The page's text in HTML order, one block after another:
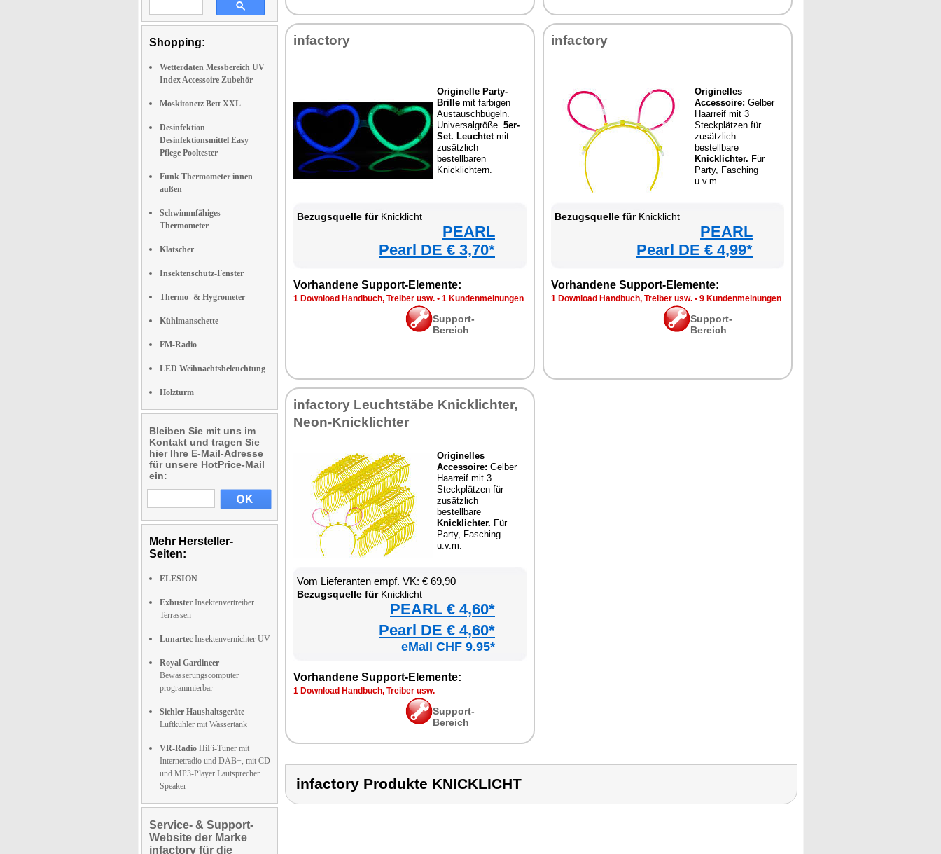
Shopping:
Wetterdaten Messbereich UV
Index Accessoire Zubehör
Moskitonetz Bett XXL
Desinfektion
Desinfektionsmittel Easy
Pflege Pooltester
Funk Thermometer innen
außen
Schwimmfähiges
Thermometer
Klatscher
Insektenschutz-Fenster
Thermo- & Hygrometer
Kühlmanschette
FM-Radio
LED Weihnachtsbeleuchtung
Holzturm
Bleiben Sie mit uns im
Kontakt und tragen Sie
hier Ihre E-Mail-Adresse
für unsere HotPrice-Mail
ein:
Mehr Hersteller-
Seiten:
ELESION
Exbuster Insektenvertreiber
Terrassen
Lunartec Insektenvernichter UV
Royal Gardineer
Bewässerungscomputer
programmierbar
Sichler Haushaltsgeräte
Luftkühler mit Wassertank
VR-Radio HiFi-Tuner mit
Internetradio und DAB+, mit CD-
und MP3-Player Lautsprecher
Speaker
Service- & Support-
Website der Marke
infactory für die
infactory
Originelle Party-
Brille mit farbigen
Austauschbügeln.
Universalgröße. 5er-
Set. Leuchtetmit
zusätzlich
bestellbaren
Knicklichtern.
Bezugsquelle fürKnicklicht
PEARL
Pearl DE € 3,70*
Vorhandene Support-Elemente:
1 Download Handbuch, Treiber usw. • 1 Kundenmeinungen
Support-
Bereich
infactory
Originelles
Accessoire: Gelber
Haarreif mit 3
Steckplätzen für
zusätzlich
bestellbare
Knicklichter. Für
Party, Fasching
u.v.m.
Bezugsquelle fürKnicklicht
PEARL
Pearl DE € 4,99*
Vorhandene Support-Elemente:
1 Download Handbuch, Treiber usw. • 9 Kundenmeinungen
Support-
Bereich
infactory Leuchtstäbe Knicklichter,
Neon-Knicklichter
Originelles
Accessoire: Gelber
Haarreif mit 3
Steckplätzen für
zusätzlich
bestellbare
Knicklichter. Für
Party, Fasching
u.v.m.
Vom Lieferanten empf. VK: € 69,90
Bezugsquelle fürKnicklicht
PEARL € 4,60*
Pearl DE € 4,60*
eMall CHF 9.95*
Vorhandene Support-Elemente:
1 Download Handbuch, Treiber usw.
Support-
Bereich
infactory Produkte KNICKLICHT